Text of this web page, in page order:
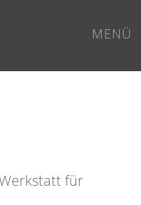
MENÜ
für